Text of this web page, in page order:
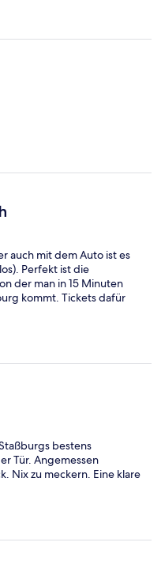
auch mit dem Auto ist es
Perfekt ist die
der man in 15 Minuten
kommt. Tickets dafür
bestens
Tür. Angemessen
Nix zu meckern. Eine klare